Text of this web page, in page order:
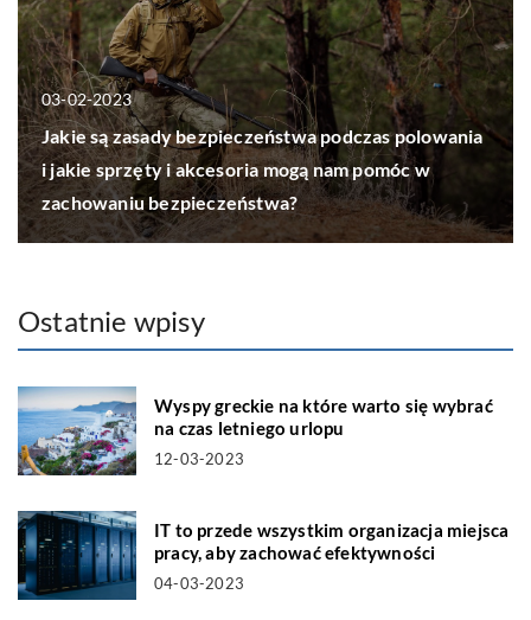
03-02-2023
Jakie są zasady bezpieczeństwa podczas polowania
i jakie sprzęty i akcesoria mogą nam pomóc w
zachowaniu bezpieczeństwa?
Ostatnie wpisy
Wyspy greckie na które warto się wybrać
na czas letniego urlopu
12-03-2023
IT to przede wszystkim organizacja miejsca
pracy, aby zachować efektywności
04-03-2023